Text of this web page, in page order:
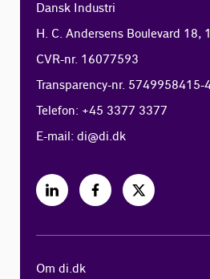
Dansk Industri
H. C. Andersens Boulevard 18,
CVR-nr. 16077593
Transparency-nr. 5749958415-
Telefon: +45 3377 3377
E-mail:di@di.dk
Om di.dk